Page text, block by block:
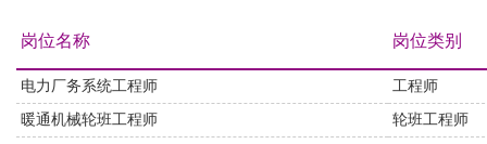
岗位名称 岗位类别
电力厂务系统工程师 工程师
暖通机械轮班工程师 轮班工程师